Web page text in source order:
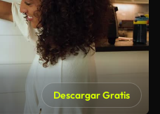
Descargar Gratis